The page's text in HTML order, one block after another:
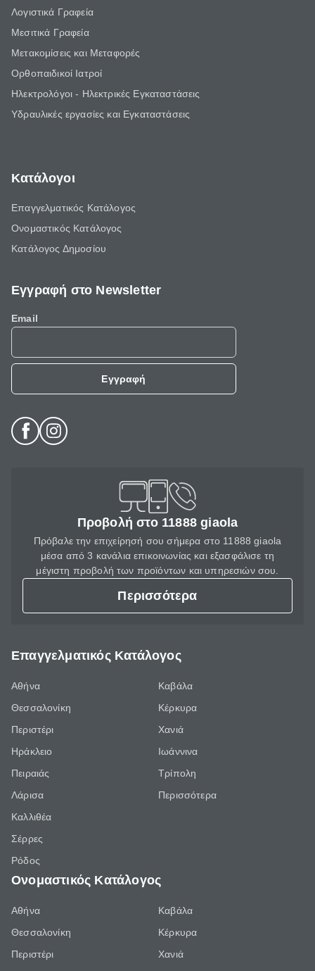
Λογιστικά Γραφεία
Μεσιτικά Γραφεία
Μετακομίσεις και Μεταφορές
Ορθοπαιδικοί Ιατροί
Ηλεκτρολόγοι - Ηλεκτρικές Εγκαταστάσεις
Υδραυλικές εργασίες και Εγκαταστάσεις
Κατάλογοι
Επαγγελματικός Κατάλογος
Ονομαστικός Κατάλογος
Κατάλογος Δημοσίου
Εγγραφή στο Newsletter
Email
Εγγραφή
Προβολή στο 11888 giaola
Πρόβαλε την επιχείρησή σου σήμερα στο 11888 giaola
μέσα από 3 κανάλια επικοινωνίας και εξασφάλισε τη
μέγιστη προβολή των προϊόντων και υπηρεσιών σου.
Περισσότερα
Επαγγελματικός Κατάλογος
Αθήνα
Θεσσαλονίκη
Περιστέρι
Ηράκλειο
Πειραιάς
Λάρισα
Καλλιθέα
Σέρρες
Ρόδος
Καβάλα
Κέρκυρα
Χανιά
Ιωάννινα
Τρίπολη
Περισσότερα
Ονομαστικός Κατάλογος
Αθήνα
Θεσσαλονίκη
Περιστέρι
Καβάλα
Κέρκυρα
Χανιά